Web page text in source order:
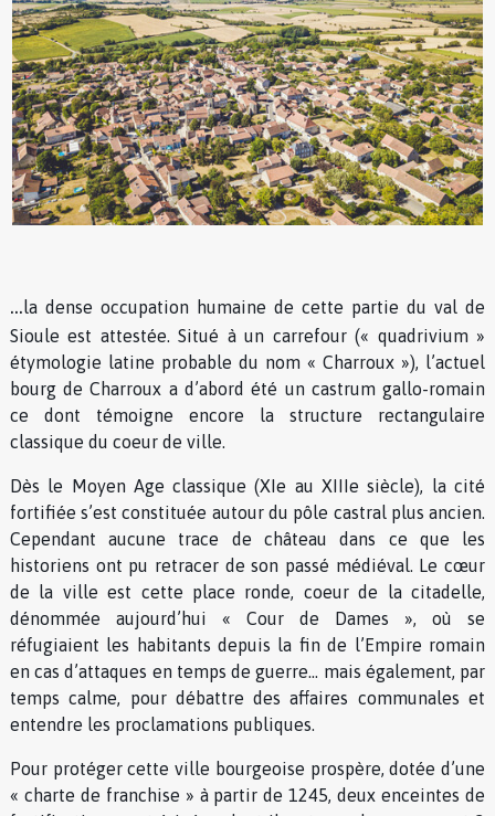
la dense occupation humaine de cette partie du val de
Sioule est attestée. Situé à un carrefour (« quadrivium »
étymologie latine probable du nom « Charroux »), l’actuel
bourg de Charroux a d’abord été un castrum gallo-romain
ce dont témoigne encore la structure rectangulaire
classique du coeur de ville.
Dès le Moyen Age classique (XIe au XIIIe siècle), la cité
fortifiée s’est constituée autour du pôle castral plus ancien.
Cependant aucune trace de château dans ce que les
historiens ont pu retracer de son passé médiéval. Le cœur
de la ville est cette place ronde, coeur de la citadelle,
dénommée aujourd’hui « Cour de Dames », où se
réfugiaient les habitants depuis la fin de l’Empire romain
en cas d’attaques en temps de guerre… mais également, par
temps calme, pour débattre des affaires communales et
entendre les proclamations publiques.
Pour protéger cette ville bourgeoise prospère, dotée d’une
« charte de franchise » à partir de 1245, deux enceintes de